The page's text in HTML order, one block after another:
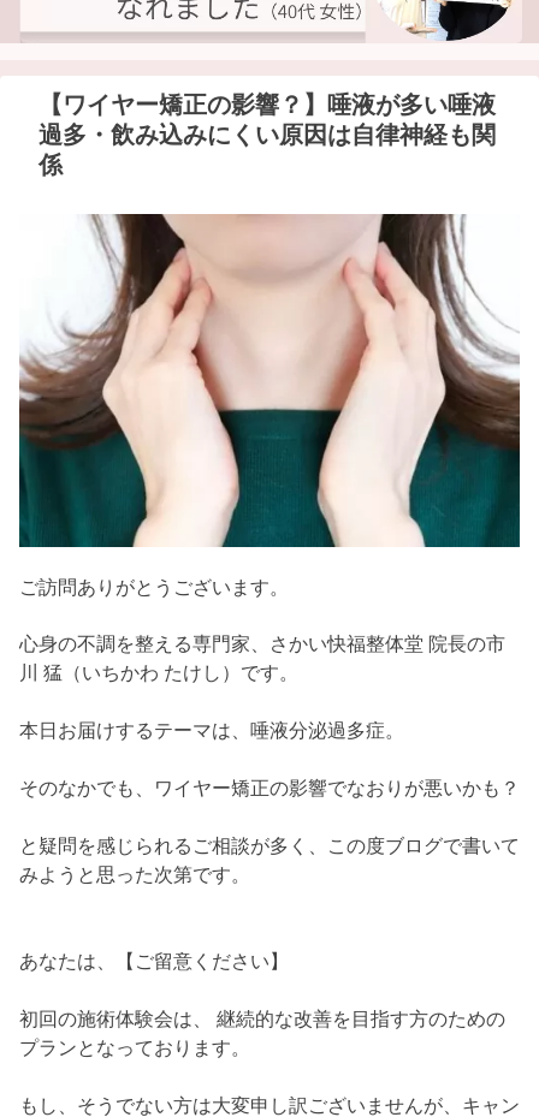
【ワイヤー矯正の影響？】唾液が多い唾液
過多・飲み込みにくい原因は自律神経も関
係
ご訪問ありがとうございます。
心身の不調を整える専門家、さかい快福整体堂 院長の市
川 猛（いちかわ たけし）です。
本日お届けするテーマは、唾液分泌過多症。
そのなかでも、ワイヤー矯正の影響でなおりが悪いかも？
と疑問を感じられるご相談が多く、この度ブログで書いて
みようと思った次第です。
あなたは、【ご留意ください】
初回の施術体験会は、 継続的な改善を目指す方のための
プランとなっております。
もし、そうでない方は大変申し訳ございませんが、キャン